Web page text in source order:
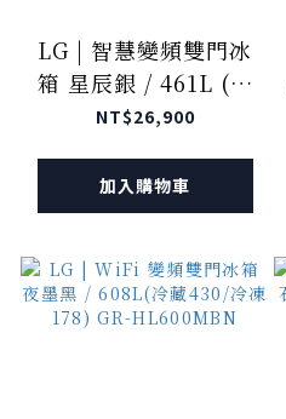
LG | 智慧變頻雙門冰
箱 星辰銀 / 461L (冷
藏361/冷凍100) GN-
NT$26,900
加入購物車